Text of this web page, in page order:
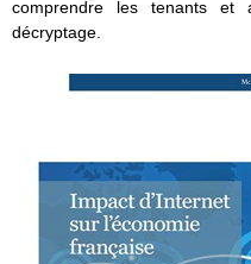
comprendre les tenants et
décryptage.